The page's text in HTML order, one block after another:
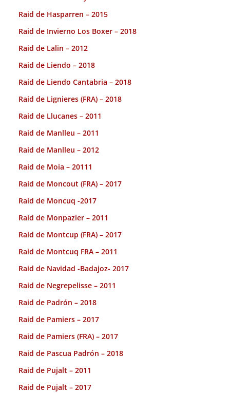
Raid de Hasparren – 2015
Raid de Invierno Los Boxer – 2018
Raid de Lalin – 2012
Raid de Liendo – 2018
Raid de Liendo Cantabria – 2018
Raid de Lignieres (FRA) – 2018
Raid de Llucanes – 2011
Raid de Manlleu – 2011
Raid de Manlleu – 2012
Raid de Moia – 20111
Raid de Moncout (FRA) – 2017
Raid de Moncuq -2017
Raid de Monpazier – 2011
Raid de Montcup (FRA) – 2017
Raid de Montcuq FRA – 2011
Raid de Navidad -Badajoz- 2017
Raid de Negrepelisse – 2011
Raid de Padrón – 2018
Raid de Pamiers – 2017
Raid de Pamiers (FRA) – 2017
Raid de Pascua Padrón – 2018
Raid de Pujalt – 2011
Raid de Pujalt – 2017